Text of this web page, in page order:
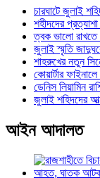
চারঘাটে জুলাই
শহীদদের
ত্বক ভালো
জুলাই স্মৃতি
শাহরুখের নতুন
কোয়ার্টার
ডেনিস লিয়ামিন
জুলাই শহিদদের
আইন আদালত